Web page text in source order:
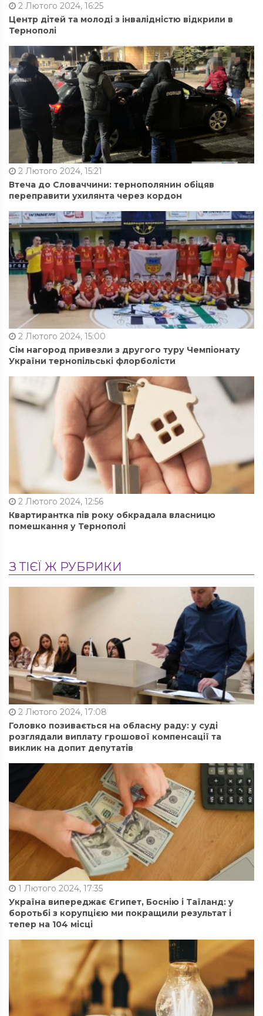
2 Лютого 2024, 16:25
Центр дітей та молоді з інвалідністю відкрили в
Тернополі
2 Лютого 2024, 15:21
Втеча до Словаччини: тернополянин обіцяв
переправити ухилянта через кордон
2 Лютого 2024, 15:00
Сім нагород привезли з другого туру Чемпіонату
України тернопільські флорболісти
2 Лютого 2024, 12:56
Квартирантка пів року обкрадала власницю
помешкання у Тернополі
З ТІЄЇ Ж РУБРИКИ
2 Лютого 2024, 17:08
Головко позивається на обласну раду: у суді
розглядали виплату грошової компенсації та
виклик на допит депутатів
1 Лютого 2024, 17:35
Україна випереджає Єгипет, Боснію і Таїланд: у
боротьбі з корупцією ми покращили результат і
тепер на 104 місці